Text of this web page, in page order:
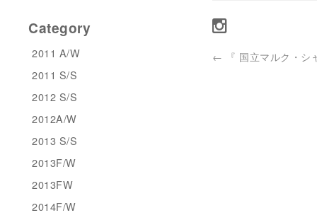
← 『 国立マルク・
Category
2011 A/W
2011 S/S
2012 S/S
2012A/W
2013 S/S
2013F/W
2013FW
2014F/W